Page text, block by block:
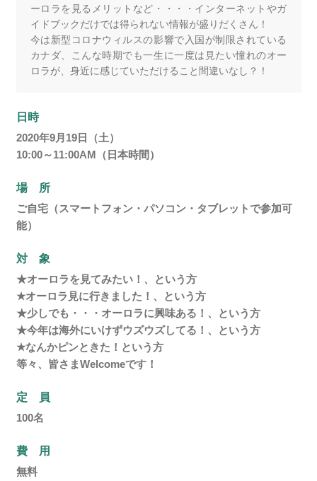
ーロラを見るメリットなど・・・・インターネットやガ
イドブックだけでは得られない情報が盛りだくさん！
今は新型コロナウィルスの影響で入国が制限されている
カナダ、こんな時期でも一生に一度は見たい憧れのオー
ロラが、身近に感じていただけること間違いなし？！
日時
2020年9月19日（土）
10:00～11:00AM（日本時間）
場 所
ご自宅（スマートフォン・パソコン・タブレットで参加可
能）
対 象
★オーロラを見てみたい！、という方
★オーロラ見に行きました！、という方
★少しでも・・・オーロラに興味ある！、という方
★今年は海外にいけずウズウズしてる！、という方
★なんかピンときた！という方
等々、皆さまWelcomeです！
定 員
100名
費 用
無料